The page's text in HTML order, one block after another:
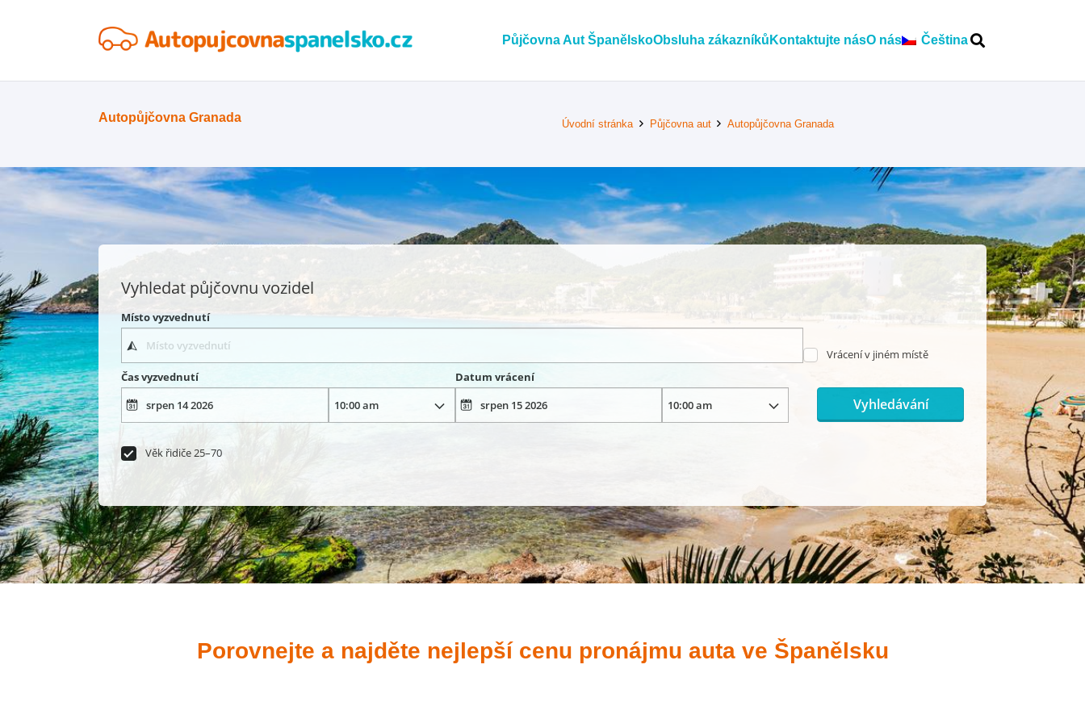
Půjčovna Aut ŠpanělskoObsluha zákazníků Kontaktujte násO nás Čeština
Autopůjčovna Granada Úvodní stránka Půjčovna aut Autopůjčovna Granada
Vyhledat půjčovnu vozidel
Místo vyzvednutí
Vrácení v jiném místě
Čas vyzvednutí
Datum vrácení
Věk řidiče 25–70
Vyhledávání
Porovnejte a najděte nejlepší cenu pronájmu auta ve Španělsku